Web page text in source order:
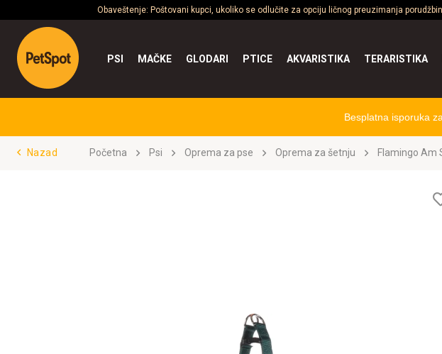
Obaveštenje: Poštovani kupci, ukoliko se odlučite za opciju ličnog preuzimanja
PSI MAČKE GLODARI PTICE AKVARISTIKA TERARISTIKA
Besplatna isporuka
Nazad Početna Psi Oprema za pse Oprema za šetnju Flamingo Am